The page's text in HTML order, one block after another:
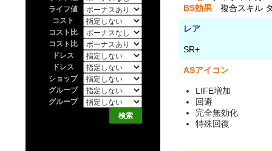
BS効果 複合スキル
レア
SR+
ASアイコン
LIFE増加
回避
完全無効化
特殊回復
ライフ値
コスト
コスト比
コスト比
ドレス
ドレス
ショップ
グループ
グループ